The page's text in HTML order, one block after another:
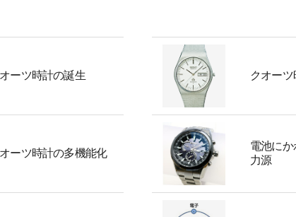
ーツ時計の誕生 クオー
ーツ時計の多機能化
電池に
力源